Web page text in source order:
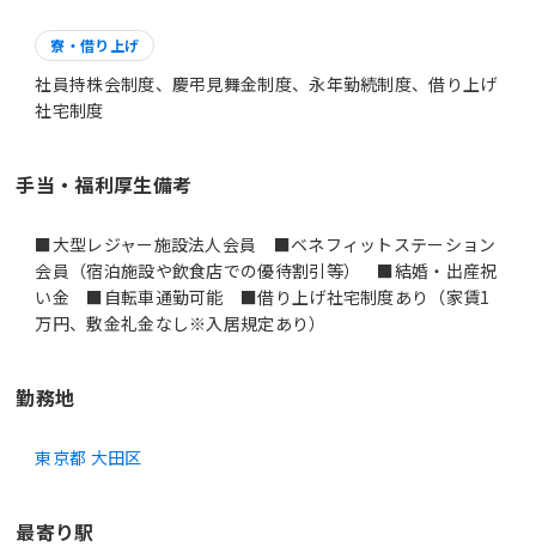
寮・借り上げ
社員持株会制度、慶弔見舞金制度、永年勤続制度、借り上げ
社宅制度
手当・福利厚生備考
■大型レジャー施設法人会員 ■ベネフィットステーション
会員（宿泊施設や飲食店での優待割引等） ■結婚・出産祝
い金 ■自転車通勤可能 ■借り上げ社宅制度あり（家賃1
万円、敷金礼金なし※入居規定あり）
勤務地
東京都 大田区
最寄り駅